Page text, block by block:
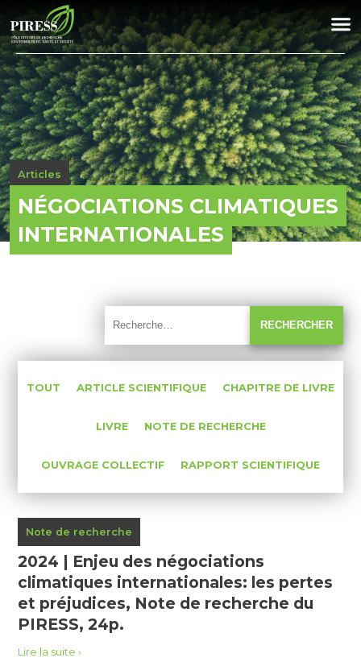
Articles
NÉGOCIATIONS CLIMATIQUES
INTERNATIONALES
TOUT ARTICLE SCIENTIFIQUE CHAPITRE DE LIVRE
LIVRE NOTE DE RECHERCHE
OUVRAGE COLLECTIF RAPPORT SCIENTIFIQUE
Note de recherche
2024 | Enjeu des négociations
climatiques internationales: les pertes
et préjudices, Note de recherche du
PIRESS, 24p.
Lire la suite